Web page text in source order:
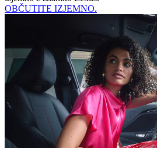
OBČUTITE IZJEMNO.